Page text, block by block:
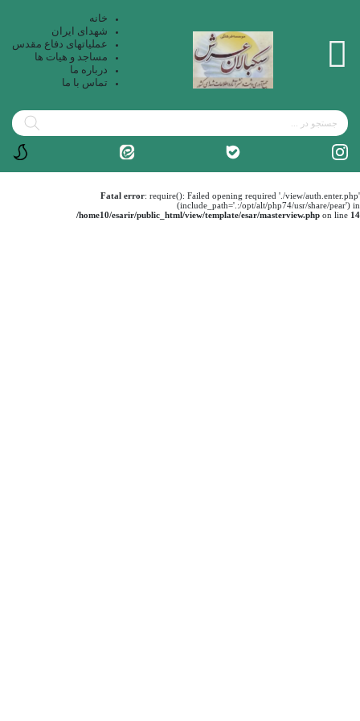
خانه
شهدای ایران
عملیاتهای دفاع مقدس
مساجد و هیات ها
درباره ما
تماس با ما
Fatal error: require(): Failed opening required './view/auth.enter.php'
(include_path='.:/opt/alt/php74/usr/share/pear') in
/home10/esarir/public_html/view/template/esar/masterview.php on line 14